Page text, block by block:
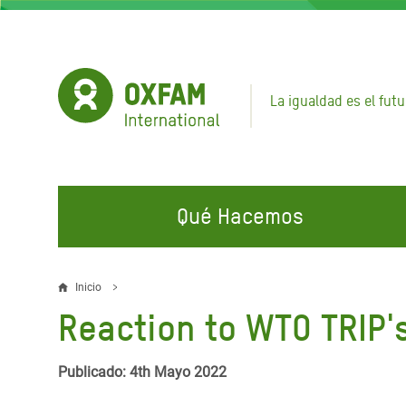
Pasar
La igualdad es el
Qué Hacemos
EN QUÉ TRABAJAMOS
Agua y Servicios de
Saneamiento
Alimentación, Crisis Climática,
Gaza
ÚNETE A NUESTRAS CAMPAÑAS
Climate Justice
enlaces
de
Inicio
Reaction to WTO
Publicado: 4th Mayo 2022